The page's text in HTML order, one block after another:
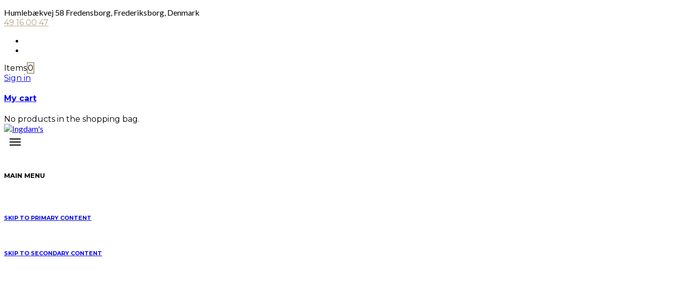
Humlebækvej 58 Fredensborg, Frederiksborg, Denmark
49 16 00 47
Items0
Sign in
My cart
No products in the shopping bag.
MAIN MENU
SKIP TO PRIMARY CONTENT
SKIP TO SECONDARY CONTENT